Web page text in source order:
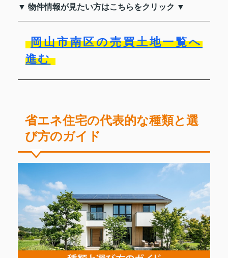
▼ 物件情報が見たい方はこちらをクリック ▼
岡山市南区の売買土地一覧へ
進む
省エネ住宅の代表的な種類と選
び方のガイド